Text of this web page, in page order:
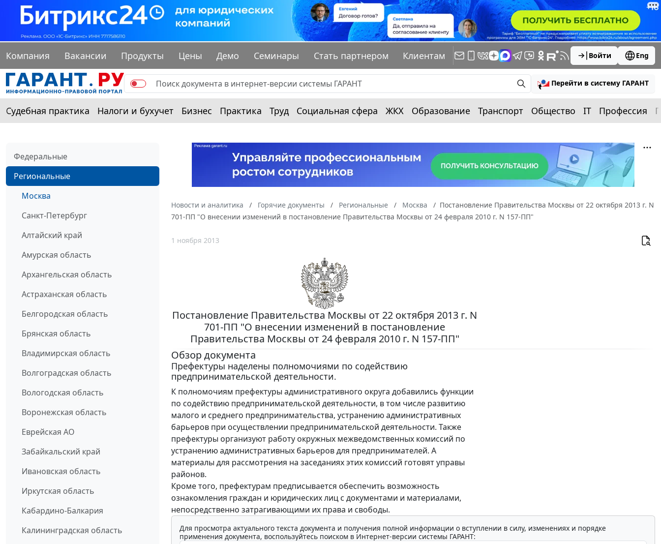
Компания Вакансии Продукты Цены Демо Семинары Стать партнером Клиентам Войти Eng
Перейти в систему ГАРАНТ
Судебная практика Налоги и бухучет Бизнес Практика Труд Социальная сфера ЖКХ Образование Транспорт Общество IT Профессия
Федеральные
Региональные
Москва
Санкт-Петербург
Алтайский край
Амурская область
Архангельская область
Астраханская область
Белгородская область
Брянская область
Владимирская область
Волгоградская область
Вологодская область
Воронежская область
Еврейская АО
Забайкальский край
Ивановская область
Иркутская область
Кабардино-Балкария
Калининградская область
Новости и аналитика Горячие документы Региональные Москва
Постановление Правительства Москвы от 22 октября 2013 г. N
701-ПП "О внесении изменений в постановление Правительства Москвы от 24 февраля 2010 г. N 157-ПП"
1 ноября 2013
Постановление Правительства Москвы от 22 октября 2013 г. N
701-ПП "О внесении изменений в постановление
Правительства Москвы от 24 февраля 2010 г. N 157-ПП"
Обзор документа
Префектуры наделены полномочиями по содействию
предпринимательской деятельности.
К полномочиям префектуры административного округа добавились функции
по содействию предпринимательской деятельности, в том числе развитию
малого и среднего предпринимательства, устранению административных
барьеров при осуществлении предпринимательской деятельности. Также
префектуры организуют работу окружных межведомственных комиссий по
устранению административных барьеров для предпринимателей. А
материалы для рассмотрения на заседаниях этих комиссий готовят управы
районов.
Кроме того, префектурам предписывается обеспечить возможность
ознакомления граждан и юридических лиц с документами и материалами,
непосредственно затрагивающими их права и свободы.
Для просмотра актуального текста документа и получения полной информации о вступлении в силу, изменениях и порядке
применения документа, воспользуйтесь поиском в Интернет-версии системы ГАРАНТ: